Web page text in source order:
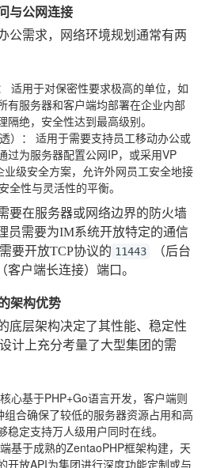
与公网连接
公需求，网络环境规划通常有两
适用于对保密性要求极高的单位，如
有服务器和客户端均部署在企业内部
绝，安全性达到最高级别。
）：
适用于需要支持员工移动办公或
过为服务器配置公网IP，或采用VP
级安全方案，允许外网员工安全地接
全性与灵活性的平衡。
要在服务器或网络边界的防火墙
员需要为IM系统开放特定的通信
要开放TCP协议的 11443
（后台
客户端长连接）端口。
架构优势
底层架构决定了其性能、稳定性
计上充分考量了大型集团的需
心基于PHP+Go语言开发，客户端则
合确保了较低的服务器资源占用和高
定支持万人级用户同时在线。
基于成熟的ZentaoPHP框架构建，天
开放API为集团进行深度功能定制或与